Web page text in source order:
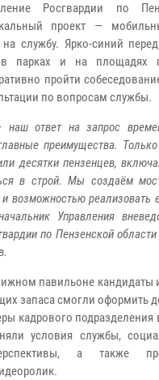
Росгвардии по
проект —
службу. Ярко-синий
парках и на площадях
пройти
по вопросам службы.
наш ответ на запрос
преимущества.
десятки пензенцев,
в строй. Мы создаём
возможностью реализовать
Управления
по Пензенской
павильоне кандидаты
запаса смогли оформить
кадрового подразделения
условия службы,
а также